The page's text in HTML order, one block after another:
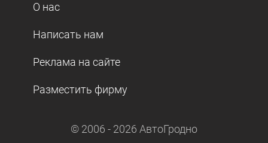
О нас
Написать нам
Реклама на сайте
Разместить фирму
© 2006 - 2026 АвтоГродно